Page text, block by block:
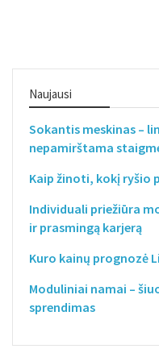
Naujausi
Sokantis meskinas –
nepamirštama
Kaip žinoti, kokį ryšio
Individuali priežiūra
ir prasmingą karjerą
Kuro kainų prognozė
Moduliniai namai –
sprendimas